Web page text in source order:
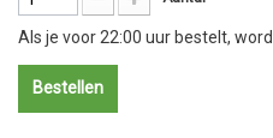
Als je voor 22:00 uur bestelt,
Bestellen